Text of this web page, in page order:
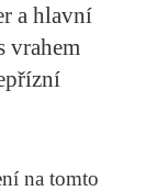
a hlavní
vrahem
na tomto